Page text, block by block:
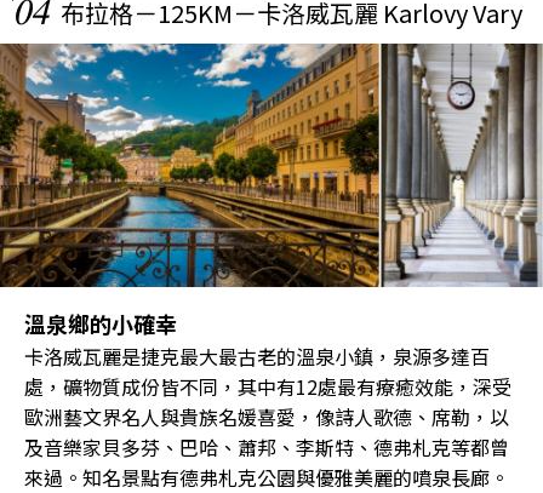
04 布拉格－125KM－卡洛威瓦麗 Karlovy Vary
溫泉鄉的小確幸
卡洛威瓦麗是捷克最大最古老的溫泉小鎮，泉源多達百
處，礦物質成份皆不同，其中有12處最有療癒效能，深受
歐洲藝文界名人與貴族名媛喜愛，像詩人歌德、席勒，以
及音樂家貝多芬、巴哈、蕭邦、李斯特、德弗札克等都曾
來過。知名景點有德弗札克公園與優雅美麗的噴泉長廊。